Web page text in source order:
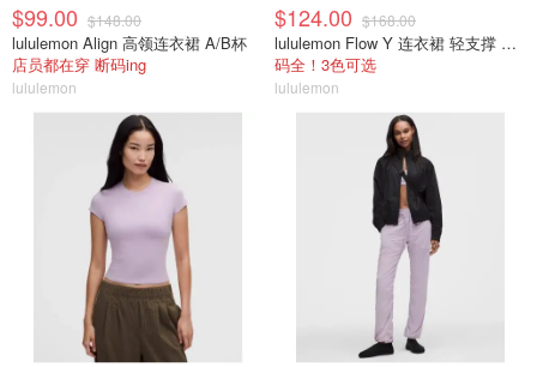
$99.00 $148.00
lululemon Align 高领连衣裙 A/B杯
店员都在穿 断码ing
lululemon
$124.00 $168.00
lululemon Flow Y 连衣裙 轻支撑 B/C杯
码全！3色可选
lululemon